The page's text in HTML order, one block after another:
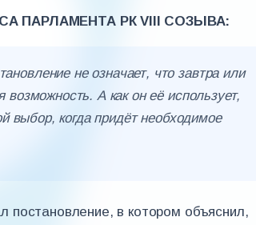
ПАРЛАМЕНТА РК VIII СОЗЫВА:
не означает, что завтра или
А как он её использует,
выбор, когда придёт необходимое
постановление, в котором объяснил,